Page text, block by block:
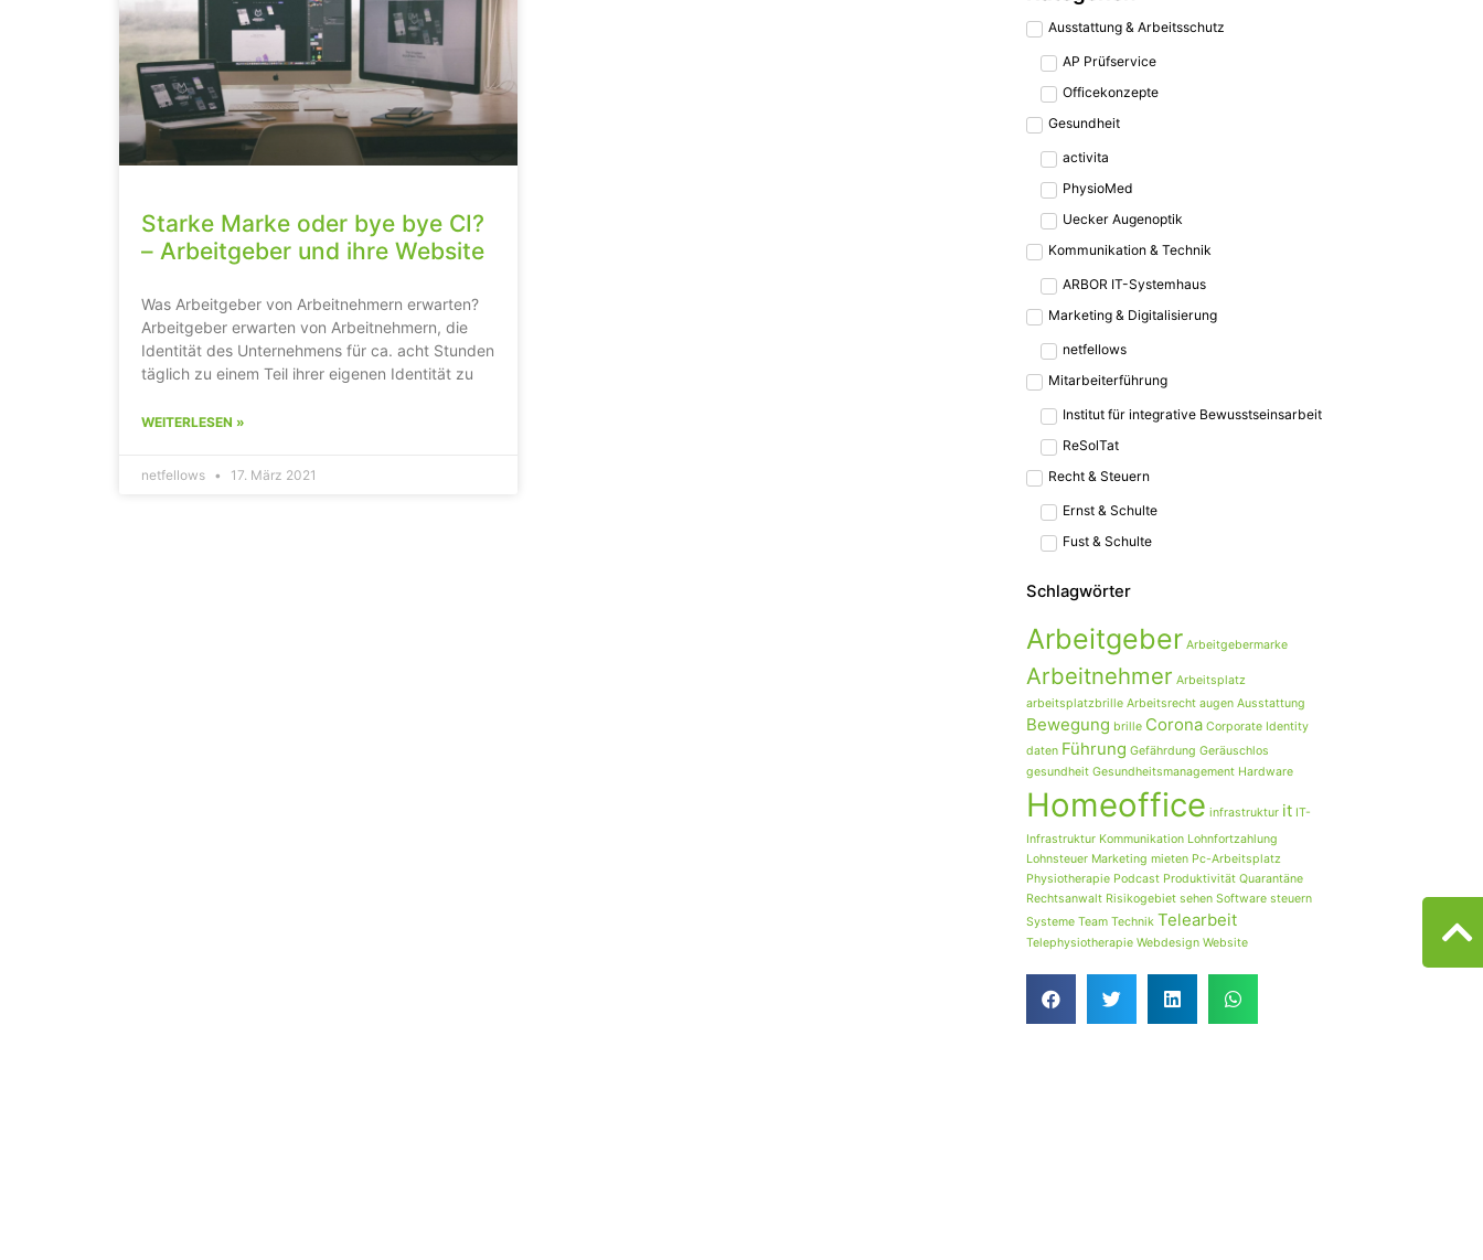
Starke Marke oder bye bye CI?
– Arbeitgeber und ihre Website
Was Arbeitgeber von Arbeitnehmern erwarten?
Arbeitgeber erwarten von Arbeitnehmern, die
Identität des Unternehmens für ca. acht Stunden
täglich zu einem Teil ihrer eigenen Identität zu
WEITERLESEN »
netfellows 17. März 2021
Ausstattung & Arbeitsschutz
AP Prüfservice
Officekonzepte
Gesundheit
activita
PhysioMed
Uecker Augenoptik
Kommunikation & Technik
ARBOR IT-Systemhaus
Marketing & Digitalisierung
netfellows
Mitarbeiterführung
Institut für integrative Bewusstseinsarbeit
ReSolTat
Recht & Steuern
Ernst & Schulte
Fust & Schulte
Schlagwörter
Arbeitgeber Arbeitgebermarke
Arbeitnehmer Arbeitsplatz
arbeitsplatzbrille Arbeitsrecht augen Ausstattung
Bewegung brille Corona Corporate Identity
daten Führung Gefährdung Geräuschlos
gesundheit Gesundheitsmanagement Hardware
Homeoffice infrastruktur it IT-
Infrastruktur Kommunikation Lohnfortzahlung
Lohnsteuer Marketing mieten Pc-Arbeitsplatz
Physiotherapie Podcast Produktivität Quarantäne
Rechtsanwalt Risikogebiet sehen Software steuern
Systeme Team Technik Telearbeit
Telephysiotherapie Webdesign Website